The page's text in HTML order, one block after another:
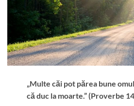
„Multe căi pot părea bune
că duc la moarte.” (Proverbe